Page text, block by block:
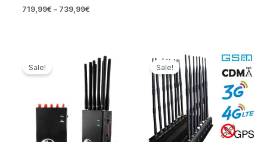
719,99€ – 739,99€
Sale!
799,00€
Preis
ist:
349,99€.
Sale!
Ursprünglicher
Preis
war:
1.999,00€
Aktueller
Preis
ist:
999,99€.